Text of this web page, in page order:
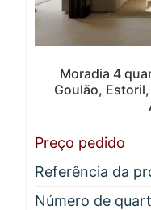
Moradia 4
Goulão,
Preço pedido
Referência da
Número de